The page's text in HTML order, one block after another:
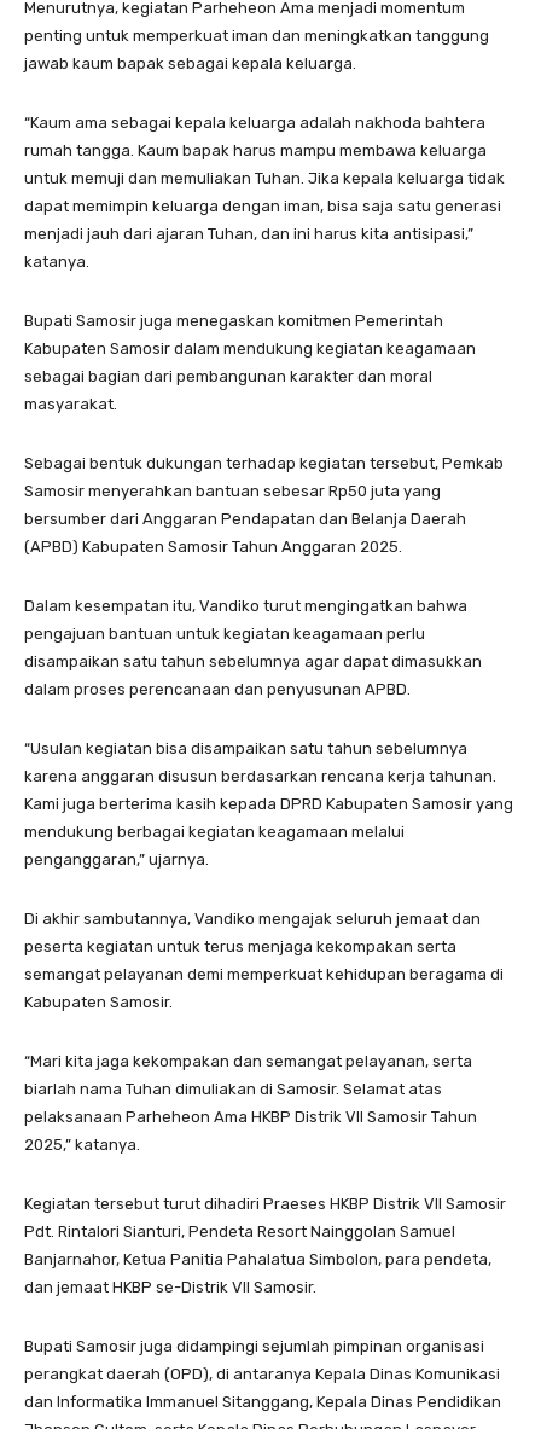
Menurutnya, kegiatan Parheheon Ama menjadi momentum
penting untuk memperkuat iman dan meningkatkan tanggung
jawab kaum bapak sebagai kepala keluarga.
“Kaum ama sebagai kepala keluarga adalah nakhoda bahtera
rumah tangga. Kaum bapak harus mampu membawa keluarga
untuk memuji dan memuliakan Tuhan. Jika kepala keluarga tidak
dapat memimpin keluarga dengan iman, bisa saja satu generasi
menjadi jauh dari ajaran Tuhan, dan ini harus kita antisipasi,”
katanya.
Bupati Samosir juga menegaskan komitmen Pemerintah
Kabupaten Samosir dalam mendukung kegiatan keagamaan
sebagai bagian dari pembangunan karakter dan moral
masyarakat.
Sebagai bentuk dukungan terhadap kegiatan tersebut, Pemkab
Samosir menyerahkan bantuan sebesar Rp50 juta yang
bersumber dari Anggaran Pendapatan dan Belanja Daerah
(APBD) Kabupaten Samosir Tahun Anggaran 2025.
Dalam kesempatan itu, Vandiko turut mengingatkan bahwa
pengajuan bantuan untuk kegiatan keagamaan perlu
disampaikan satu tahun sebelumnya agar dapat dimasukkan
dalam proses perencanaan dan penyusunan APBD.
“Usulan kegiatan bisa disampaikan satu tahun sebelumnya
karena anggaran disusun berdasarkan rencana kerja tahunan.
Kami juga berterima kasih kepada DPRD Kabupaten Samosir yang
mendukung berbagai kegiatan keagamaan melalui
penganggaran,” ujarnya.
Di akhir sambutannya, Vandiko mengajak seluruh jemaat dan
peserta kegiatan untuk terus menjaga kekompakan serta
semangat pelayanan demi memperkuat kehidupan beragama di
Kabupaten Samosir.
“Mari kita jaga kekompakan dan semangat pelayanan, serta
biarlah nama Tuhan dimuliakan di Samosir. Selamat atas
pelaksanaan Parheheon Ama HKBP Distrik VII Samosir Tahun
2025,” katanya.
Kegiatan tersebut turut dihadiri Praeses HKBP Distrik VII Samosir
Pdt. Rintalori Sianturi, Pendeta Resort Nainggolan Samuel
Banjarnahor, Ketua Panitia Pahalatua Simbolon, para pendeta,
dan jemaat HKBP se-Distrik VII Samosir.
Bupati Samosir juga didampingi sejumlah pimpinan organisasi
perangkat daerah (OPD), di antaranya Kepala Dinas Komunikasi
dan Informatika Immanuel Sitanggang, Kepala Dinas Pendidikan